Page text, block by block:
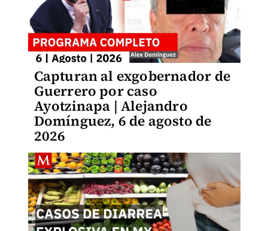
Capturan al exgobernador de
Guerrero por caso
Ayotzinapa | Alejandro
Domínguez, 6 de agosto de
2026